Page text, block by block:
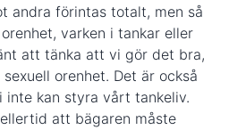
andra förintas totalt, men så
varken i tankar eller
att tänka att vi gör det bra,
orenhet. Det är också
kan styra vårt tankeliv.
att bägaren måste